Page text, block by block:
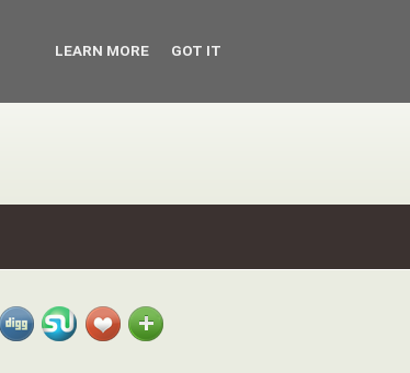
LEARN MORE GOT IT